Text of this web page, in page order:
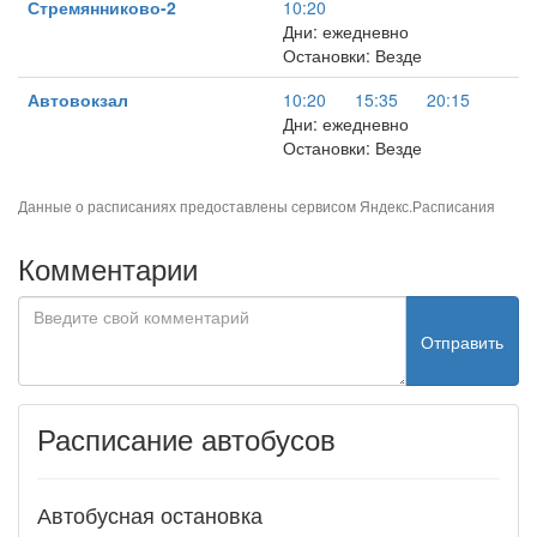
Стремянниково-2
10:20
Дни: ежедневно
Остановки: Везде
Автовокзал
10:20 15:35
20:15
Дни: ежедневно
Остановки: Везде
Данные о расписаниях предоставлены сервисом Яндекс.Расписания
Комментарии
Отправить
Расписание автобусов
Автобусная остановка